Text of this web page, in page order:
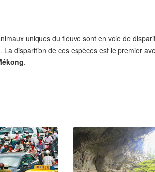
uniques du fleuve sont en voie de
disparition de ces espèces est le premier
.